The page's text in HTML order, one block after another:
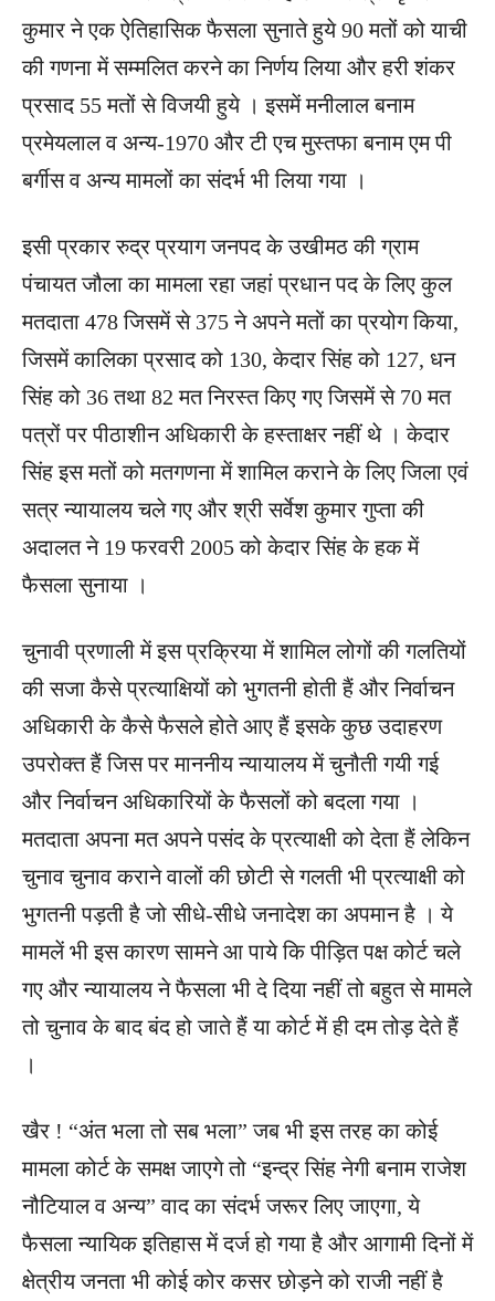
कुमार ने एक ऐतिहासिक फैसला सुनाते हुये 90 मतों को याची
की गणना में सम्मलित करने का निर्णय लिया और हरी शंकर
प्रसाद 55 मतों से विजयी हुये । इसमें मनीलाल बनाम
प्रमेयलाल व अन्य-1970 और टी एच मुस्तफा बनाम एम पी
बर्गीस व अन्य मामलों का संदर्भ भी लिया गया ।
इसी प्रकार रुद्र प्रयाग जनपद के उखीमठ की ग्राम
पंचायत जौला का मामला रहा जहां प्रधान पद के लिए कुल
मतदाता 478 जिसमें से 375 ने अपने मतों का प्रयोग किया,
जिसमें कालिका प्रसाद को 130, केदार सिंह को 127, धन
सिंह को 36 तथा 82 मत निरस्त किए गए जिसमें से 70 मत
पत्रों पर पीठाशीन अधिकारी के हस्ताक्षर नहीं थे । केदार
सिंह इस मतों को मतगणना में शामिल कराने के लिए जिला एवं
सत्र न्यायालय चले गए और श्री सर्वेश कुमार गुप्ता की
अदालत ने 19 फरवरी 2005 को केदार सिंह के हक में
फैसला सुनाया ।
चुनावी प्रणाली में इस प्रक्रिया में शामिल लोगों की गलतियों
की सजा कैसे प्रत्याक्षियों को भुगतनी होती हैं और निर्वाचन
अधिकारी के कैसे फैसले होते आए हैं इसके कुछ उदाहरण
उपरोक्त हैं जिस पर माननीय न्यायालय में चुनौती गयी गई
और निर्वाचन अधिकारियों के फैसलों को बदला गया ।
मतदाता अपना मत अपने पसंद के प्रत्याक्षी को देता हैं लेकिन
चुनाव चुनाव कराने वालों की छोटी से गलती भी प्रत्याक्षी को
भुगतनी पड़ती है जो सीधे-सीधे जनादेश का अपमान है । ये
मामलें भी इस कारण सामने आ पाये कि पीड़ित पक्ष कोर्ट चले
गए और न्यायालय ने फैसला भी दे दिया नहीं तो बहुत से मामले
तो चुनाव के बाद बंद हो जाते हैं या कोर्ट में ही दम तोड़ देते हैं
।
खैर ! “अंत भला तो सब भला” जब भी इस तरह का कोई
मामला कोर्ट के समक्ष जाएगे तो “इन्द्र सिंह नेगी बनाम राजेश
नौटियाल व अन्य” वाद का संदर्भ जरूर लिए जाएगा, ये
फैसला न्यायिक इतिहास में दर्ज हो गया है और आगामी दिनों में
क्षेत्रीय जनता भी कोई कोर कसर छोड़ने को राजी नहीं है